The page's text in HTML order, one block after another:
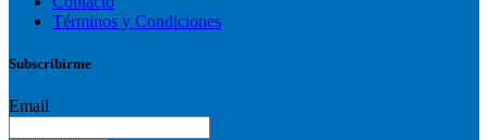
Términos y Condiciones
Subscribirme
Email